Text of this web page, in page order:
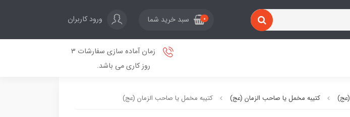
0 سبد خرید شما ورود کاربران
زمان آماده سازی سفارشات 3
روز کاری می باشد.
(عج) کتیبه مخمل یا صاحب الزمان (عج) کتیبه مخمل یا صاحب الزمان (عج)